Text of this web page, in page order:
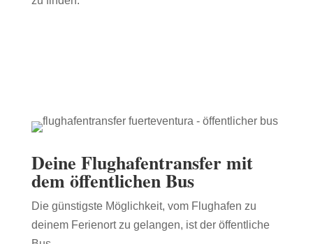
Deine Flughafentransfer mit
dem öffentlichen Bus
Die günstigste Möglichkeit, vom Flughafen zu
deinem Ferienort zu gelangen, ist der öffentliche